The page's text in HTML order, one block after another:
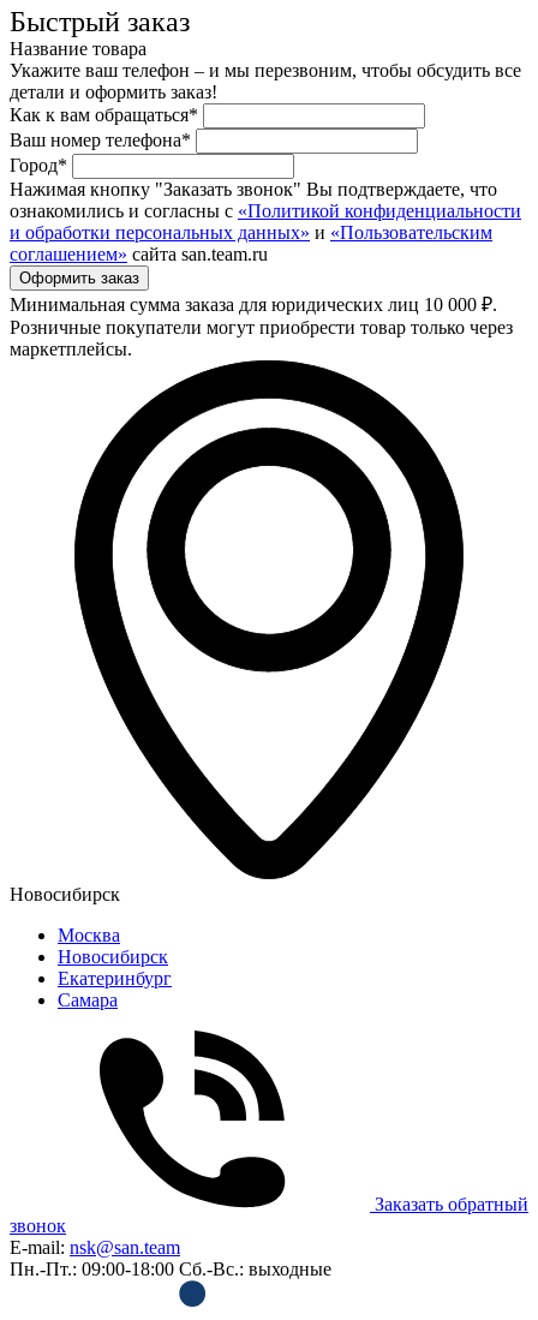
Быстрый заказ
Название товара
Укажите ваш телефон – и мы перезвоним, чтобы обсудить все
детали и оформить заказ!
Как к вам обращаться*
Ваш номер телефона*
Город*
Нажимая кнопку "Заказать звонок" Вы подтверждаете, что
ознакомились и согласны с «Политикой конфиденциальности
и обработки персональных данных» и «Пользовательским
соглашением» сайта san.team.ru
Минимальная сумма заказа для юридических лиц 10 000 ₽.
Розничные покупатели могут приобрести товар только через
маркетплейсы.
Новосибирск
Москва
Новосибирск
Екатеринбург
Самара
Заказать обратный
звонок
E-mail: nsk@san.team
Пн.-Пт.: 09:00-18:00 Сб.-Вс.: выходные